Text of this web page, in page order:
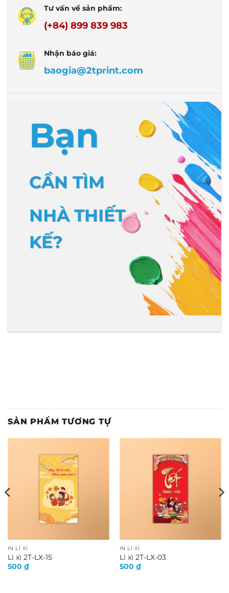
Tư vấn về sản phẩm:
(+84) 899 839 983
Nhận báo giá:
baogia@2tprint.com
Bạn
CẦN TÌM
NHÀ THIẾT
KẾ?
SẢN PHẨM TƯƠNG TỰ
IN LÌ XÌ
Lì xì 2T-LX-15
500 ₫
IN LÌ XÌ
Lì xì 2T-LX-03
500 ₫